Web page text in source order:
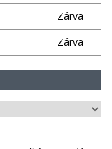
Zárva
Zárva